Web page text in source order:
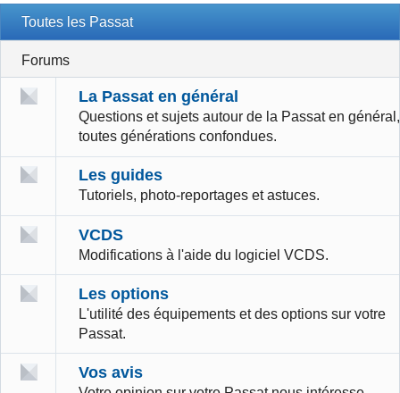
Toutes les Passat
Forums
La Passat en général
Questions et sujets autour de la Passat en général,
toutes générations confondues.
Les guides
Tutoriels, photo-reportages et astuces.
VCDS
Modifications à l'aide du logiciel VCDS.
Les options
L'utilité des équipements et des options sur votre
Passat.
Vos avis